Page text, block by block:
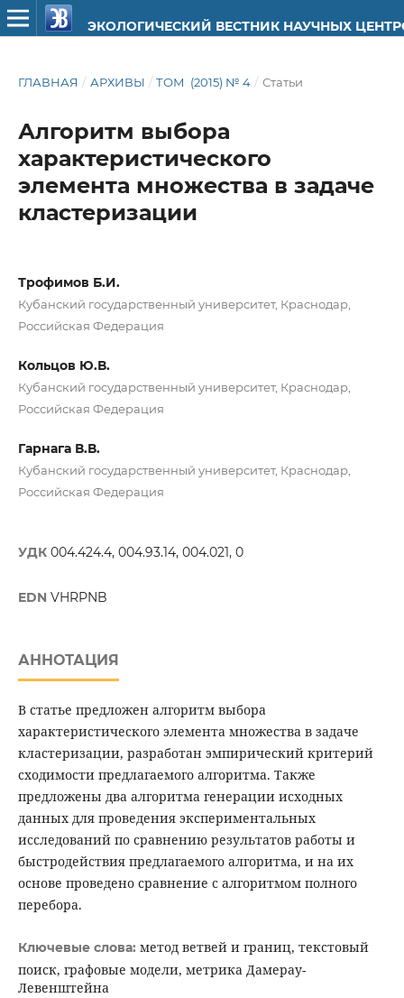
ЭКОЛОГИЧЕСКИЙ ВЕСТНИК НАУЧНЫХ
ГЛАВНАЯ / АРХИВЫ / ТОМ (2015) № 4 / Статьи
Алгоритм выбора
характеристического
элемента множества в задаче
кластеризации
Трофимов Б.И.
Кубанский государственный университет, Краснодар,
Российская Федерация
Кольцов Ю.В.
Кубанский государственный университет, Краснодар,
Российская Федерация
Гарнага В.В.
Кубанский государственный университет, Краснодар,
Российская Федерация
УДК 004.424.4, 004.93.14, 004.021, 0
EDN VHRPNB
АННОТАЦИЯ
В статье предложен алгоритм выбора
характеристического элемента множества в задаче
кластеризации, разработан эмпирический критерий
сходимости предлагаемого алгоритма. Также
предложены два алгоритма генерации исходных
данных для проведения экспериментальных
исследований по сравнению результатов работы и
быстродействия предлагаемого алгоритма, и на их
основе проведено сравнение с алгоритмом полного
перебора.
Ключевые слова: метод ветвей и границ, текстовый
поиск, графовые модели, метрика Дамерау-
Левенштейна